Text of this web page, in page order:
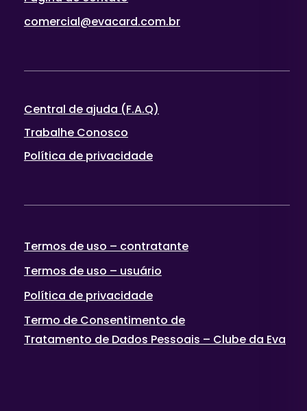
comercial@evacard.com.br
Central de ajuda (F.A.Q)
Trabalhe Conosco
Política de privacidade
Termos de uso – contratante
Termos de uso – usuário
Política de privacidade
Termo de Consentimento de
Tratamento de Dados Pessoais – Clube da Eva